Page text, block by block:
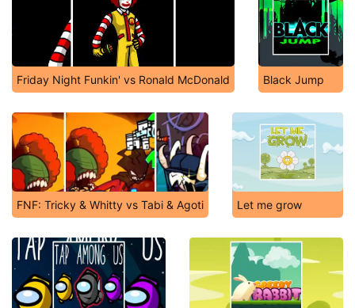
Friday Night Funkin' vs Ronald McDonald Black Jump
FNF: Tricky & Whitty vs Tabi & Agoti Let me grow